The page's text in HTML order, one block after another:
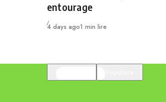
entourage
Publié
4 days ago1 min lire